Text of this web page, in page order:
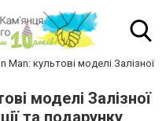
Man: культові моделі Залізної
моделі Залізної
та подарунку